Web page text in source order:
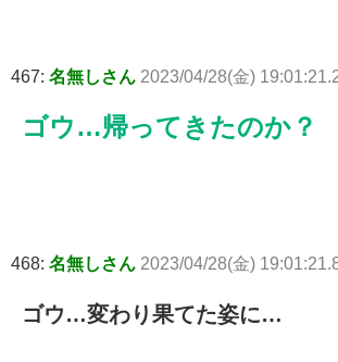
467: 名無しさん 2023/04/28(金)
ゴウ…帰ってきたのか？
468: 名無しさん 2023/04/28(金)
ゴウ…変わり果てた姿に…